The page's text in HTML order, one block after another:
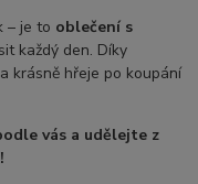
– je to oblečení s
každý den. Díky
krásně hřeje po koupání
vás a udělejte z